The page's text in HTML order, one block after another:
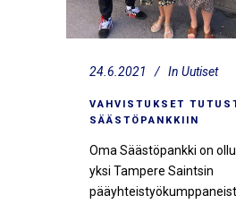
24.6.2021 In Uutiset
VAHVISTUKSET
SÄÄSTÖPANKKIIN
Oma Säästöpankki on
yksi Tampere Saintsin